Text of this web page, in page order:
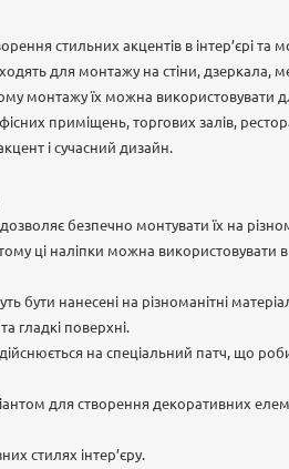
стильних акцентів в інтер’єрі та
для монтажу на стіни, дзеркала,
монтажу їх можна використовувати
приміщень, торгових залів,
і сучасний дизайн.
безпечно монтувати їх на
ці наліпки можна використовувати
бути нанесені на різноманітні
гладкі поверхні.
на спеціальний патч, що
для створення декоративних
стилях інтер’єру.